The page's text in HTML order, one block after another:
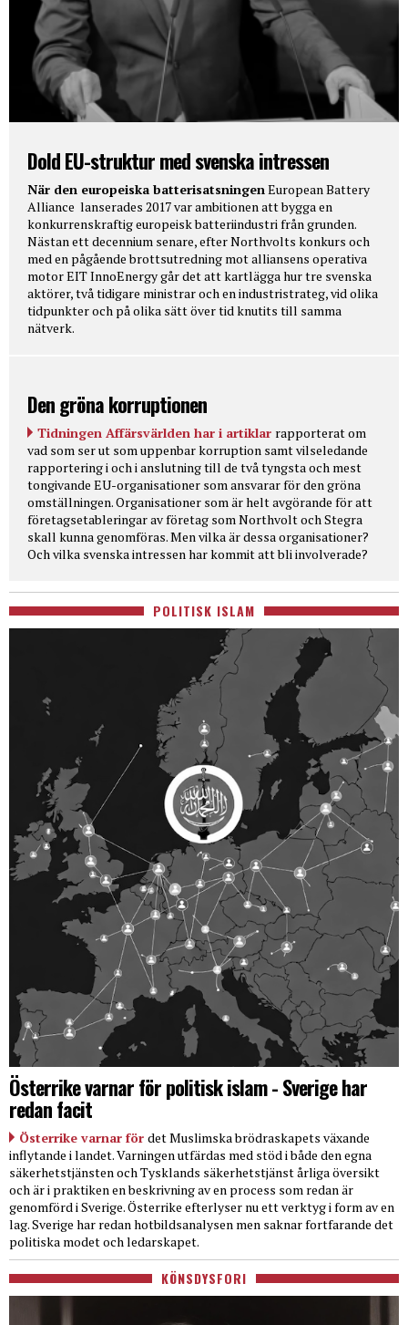
Dold EU-struktur med svenska intressen
När den europeiska batterisatsningen European Battery
Alliance lanserades 2017 var ambitionen att bygga en
konkurrenskraftig europeisk batteriindustri från grunden.
Nästan ett decennium senare, efter Northvolts konkurs och
med en pågående brottsutredning mot alliansens operativa
motor EIT InnoEnergy går det att kartlägga hur tre svenska
aktörer, två tidigare ministrar och en industristrateg, vid olika
tidpunkter och på olika sätt över tid knutits till samma
nätverk.
Den gröna korruptionen
Tidningen Affärsvärlden har i artiklar rapporterat om
vad som ser ut som uppenbar korruption samt vilseledande
rapportering i och i anslutning till de två tyngsta och mest
tongivande EU-organisationer som ansvarar för den gröna
omställningen. Organisationer som är helt avgörande för att
företagsetableringar av företag som Northvolt och Stegra
skall kunna genomföras. Men vilka är dessa organisationer?
Och vilka svenska intressen har kommit att bli involverade?
POLITISK ISLAM
Österrike varnar för politisk islam - Sverige har
redan facit
Österrike varnar för det Muslimska brödraskapets växande
inflytande i landet. Varningen utfärdas med stöd i både den egna
säkerhetstjänsten och Tysklands säkerhetstjänst årliga översikt
och är i praktiken en beskrivning av en process som redan är
genomförd i Sverige. Österrike efterlyser nu ett verktyg i form av en
lag. Sverige har redan hotbildsanalysen men saknar fortfarande det
politiska modet och ledarskapet.
KÖNSDYSFORI